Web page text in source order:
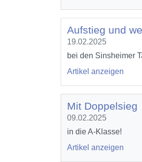
Aufstieg und
19.02.2025
bei den Sinsheimer
Artikel anzeigen
Mit Doppelsieg
09.02.2025
in die A-Klasse!
Artikel anzeigen